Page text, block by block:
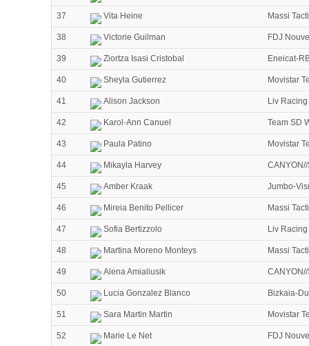
37 Vita Heine Massi
38 Victorie Guilman FDJ
39 Ziortza Isasi Cristobal Eneicat-
40 Sheyla Gutierrez Movistar
41 Alison Jackson Liv Racing
42 Karol-Ann Canuel Team SD
43 Paula Patino Movistar
44 Mikayla Harvey
45 Amber Kraak Jumbo-
46 Mireia Benito Pellicer Massi
47 Sofia Bertizzolo Liv Racing
48 Martina Moreno Monteys Massi
49 Alena Amialiusik
50 Lucia Gonzalez Blanco Bizkaia-
51 Sara Martin Martin Movistar
52 Marie Le Net FDJ